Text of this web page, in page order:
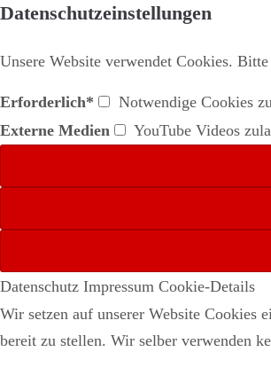
Datenschutzeinstellungen
Unsere Website verwendet Cookies.
Erforderlich*
Notwendige Cookies
Externe Medien
YouTube Videos
Datenschutz Impressum Cookie-Details
Wir setzen auf unserer Website Cookies
bereit zu stellen. Wir selber verwenden